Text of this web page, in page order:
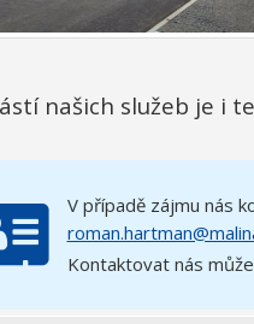
našich služeb je i
V případě zájmu nás
Kontaktovat nás